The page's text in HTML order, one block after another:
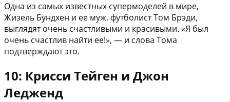
Одна из самых известных супермоделей в мире,
Жизель Бундхен и ее муж, футболист Том Брэди,
выглядят очень счастливыми и красивыми. «Я был
очень счастлив найти ее!», — и слова Тома
подтверждают это.
10: Крисси Тейген и Джон
Ледженд